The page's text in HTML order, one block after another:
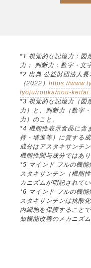
*1 視覚的な記憶力：図
力； 判断力：数字・文
*2 出典 公益財団法人長
（2022） https://
tyoju/rouka/nou-
*3 視覚的な記憶力（図
力）と、判断力（数字
力）のこと。
*4 機能性表示食品に含
持・増進等）に資する
成分はアスタキサンチ
機能性関与成分ではあり
*5 マインド フルの機能
スタキサンチン（機能
カニズムが明記されてい
*6 マインド フルの機能
スタキサンチンは抗酸
内細胞を保護すること
知機能改善のメカニズ